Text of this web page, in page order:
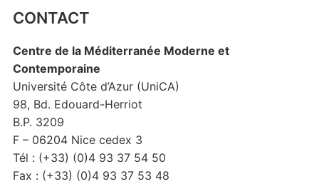
CONTACT
Centre de la Méditerranée Moderne et
Contemporaine
Université Côte d’Azur (UniCA)
98, Bd. Edouard-Herriot
B.P. 3209
F – 06204 Nice cedex 3
Tél : (+33) (0)4 93 37 54 50
Fax : (+33) (0)4 93 37 53 48